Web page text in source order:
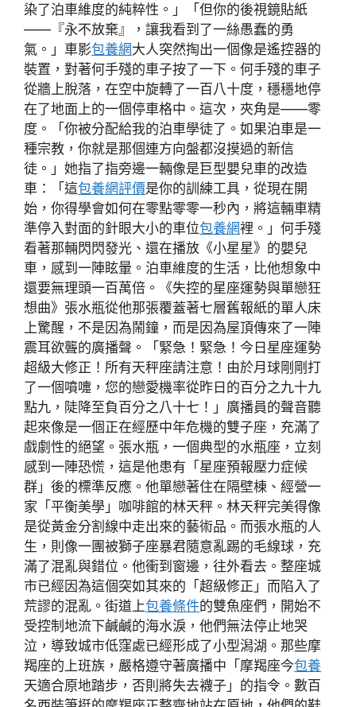
染了泊車維度的純粹性。」「但你的後視鏡貼紙
——『永不放棄』，讓我看到了一絲愚蠢的勇
氣。」車影包養網大人突然掏出一個像是遙控器的
裝置，對著何手殘的車子按了一下。何手殘的車子
從牆上脫落，在空中旋轉了一百八十度，穩穩地停
在了地面上的一個停車格中。這次，夾角是——零
度。「你被分配給我的泊車學徒了。如果泊車是一
種宗教，你就是那個連方向盤都沒摸過的新信
徒。」她指了指旁邊一輛像是巨型嬰兒車的改造
車：「這包養網評價是你的訓練工具，從現在開
始，你得學會如何在零點零零一秒內，將這輛車精
準停入對面的針眼大小的車位包養網裡。」何手殘
看著那輛閃閃發光、還在播放《小星星》的嬰兒
車，感到一陣眩暈。泊車維度的生活，比他想象中
還要無理頭一百萬倍。《失控的星座運勢與單戀狂
想曲》張水瓶從他那張覆蓋著七層舊報紙的單人床
上驚醒，不是因為鬧鐘，而是因為屋頂傳來了一陣
震耳欲聾的廣播聲。「緊急！緊急！今日星座運勢
超級大修正！所有天秤座請注意！由於月球剛剛打
了一個噴嚏，您的戀愛機率從昨日的百分之九十九
點九，陡降至負百分之八十七！」廣播員的聲音聽
起來像是一個正在經歷中年危機的雙子座，充滿了
戲劇性的絕望。張水瓶，一個典型的水瓶座，立刻
感到一陣恐慌，這是他患有「星座預報壓力症候
群」後的標準反應。他單戀著住在隔壁棟、經營一
家「平衡美學」咖啡館的林天秤。林天秤完美得像
是從黃金分割線中走出來的藝術品。而張水瓶的人
生，則像一團被獅子座暴君隨意亂踢的毛線球，充
滿了混亂與錯位。他衝到窗邊，往外看去。整座城
市已經因為這個突如其來的「超級修正」而陷入了
荒謬的混亂。街道上包養條件的雙魚座們，開始不
受控制地流下鹹鹹的海水淚，他們無法停止地哭
泣，導致城市低窪處已經形成了小型潟湖。那些摩
羯座的上班族，嚴格遵守著廣播中「摩羯座今包養
天適合原地踏步，否則將失去襪子」的指令。數百